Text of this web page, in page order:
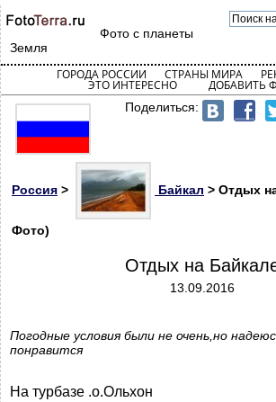
Фото с планеты
Земля
ГОРОДА РОССИИ СТРАНЫ МИРА
ЭТО ИНТЕРЕСНО ДОБАВИТЬ
Поделиться:
Россия > Байкал > Отдых
Фото)
Отдых на
13.09.2016
Погодные условия были не очень,но
понравится
На турбазе .о.Ольхон